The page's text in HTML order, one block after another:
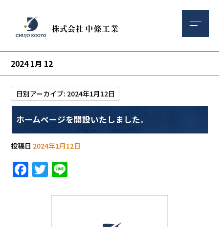
2024 1月 12
日別アーカイブ: 2024年1月12日
ホームページを開設いたしました。
投稿日 2024年1月12日
F
a
T
w
it e